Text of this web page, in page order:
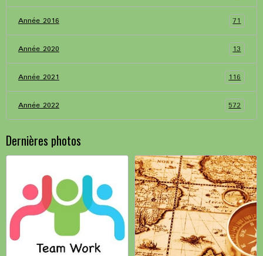
Année 2016 71
Année 2020 13
Année 2021 116
Année 2022 572
Dernières photos